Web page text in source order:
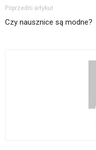
Poprzedni artykuł
Czy nausznice są modne?